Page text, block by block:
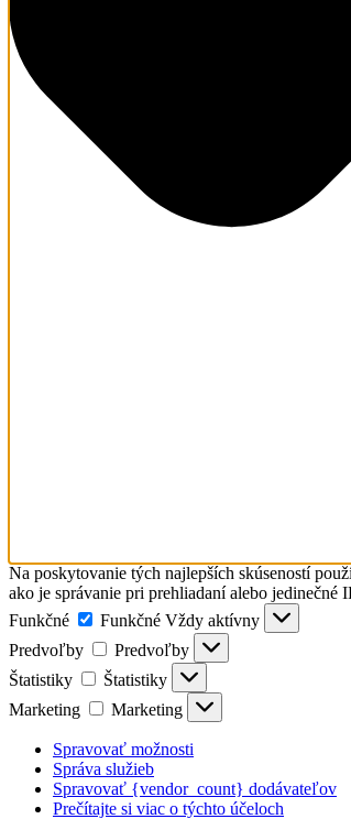
Na poskytovanie tých najlepších skúseností
ako je správanie pri prehliadaní alebo
Funkčné
Funkčné Vždy aktívny
Predvoľby
Predvoľby
Štatistiky
Štatistiky
Marketing
Marketing
Spravovať možnosti
Správa služieb
Spravovať {vendor_count} dodávateľov
Prečítajte si viac o týchto účeloch